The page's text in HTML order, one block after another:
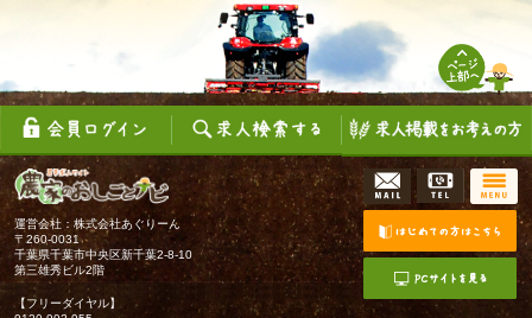
運営会社：株式会社あぐりーん
〒260-0031
千葉県千葉市中央区新千葉2-8-10
第三雄秀ビル2階
【フリーダイヤル】